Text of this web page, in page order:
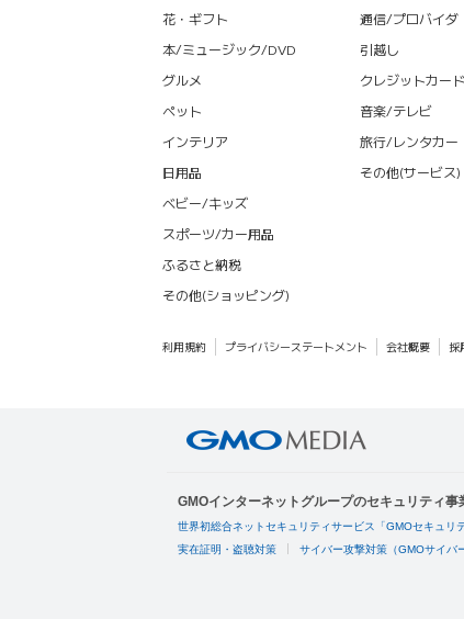
花・ギフト
本/ミュージック/DVD
グルメ
ペット
インテリア
日用品
ベビー/キッズ
スポーツ/カー用品
ふるさと納税
その他(ショッピング)
通信/プロバイダ
引越し
クレジットカード
音楽/テレビ
旅行/レンタカー
その他(サービス)
利用規約 プライバシーステートメント 会社概要 採
GMOインターネットグループのセキュリティ事
世界初総合ネットセキュリティサービス「GMOセキュリ
実在証明・盗聴対策 サイバー攻撃対策（GMOサイバ